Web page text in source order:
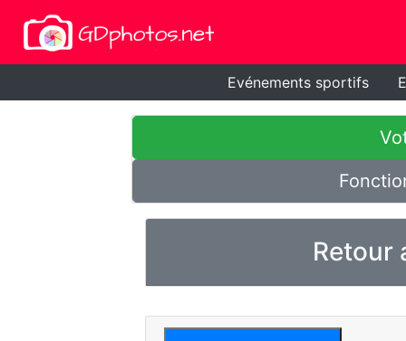
Evénements sportifs
Retour